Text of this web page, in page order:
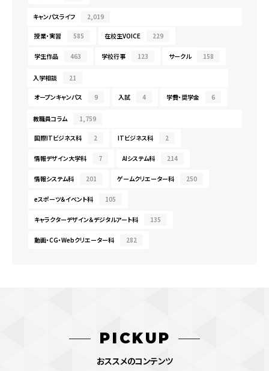
キャンパスライフ 2,019
授業・実習 585 在校生VOICE 229
学生作品 463 学校行事 123 サークル 158
入学相談 21
オープンキャンパス 9 入試 4 学費・奨学金 6
教職員コラム 1,759
国際ITビジネス科 2 ITビジネス科 2
情報デザイン大学科 7 AIシステム科 214
情報システム科 201 ゲームクリエーター科 250
eスポーツ＆イベント科 105
キャラクターデザイン＆デジタルアート科 135
動画・CG・Webクリエーター科 282
PICKUP
おススメのコンテンツ